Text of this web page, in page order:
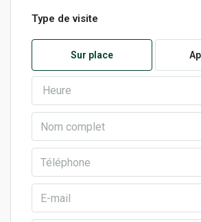
Type de visite
Sur place
Heure